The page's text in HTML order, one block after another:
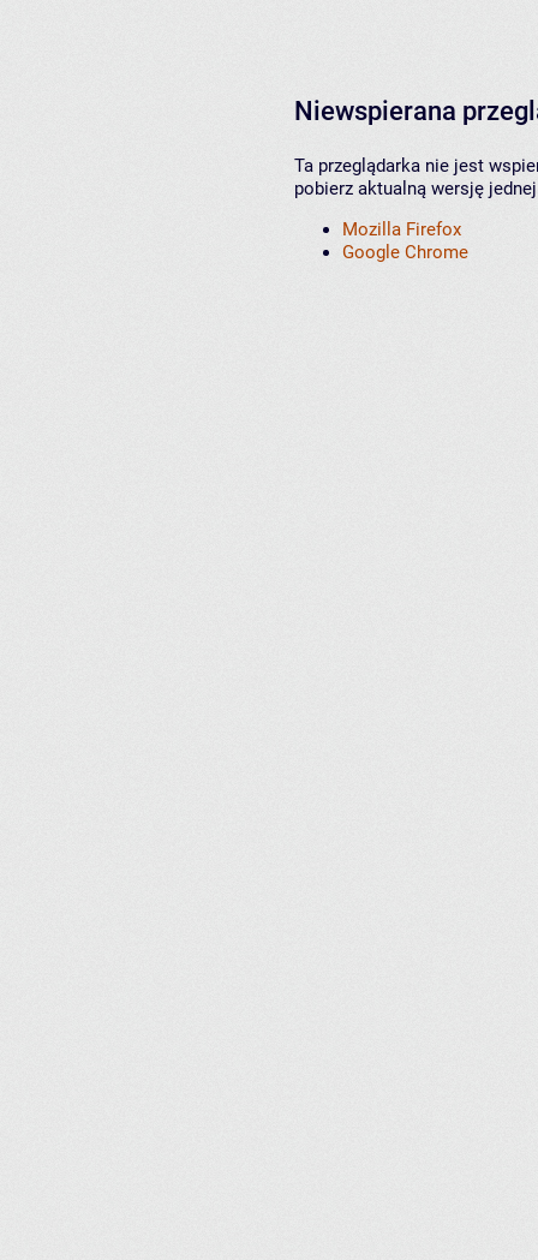
Niewspierana
Ta przeglądarka nie jest
pobierz aktualną wersję
Mozilla Firefox
Google Chrome